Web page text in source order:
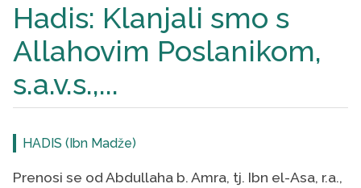
Hadis: Klanjali smo s
Allahovim Poslanikom,
s.a.v.s.,...
HADIS (Ibn Madže)
Prenosi se od Abdullaha b. Amra, tj. Ibn el-Asa, r.a.,